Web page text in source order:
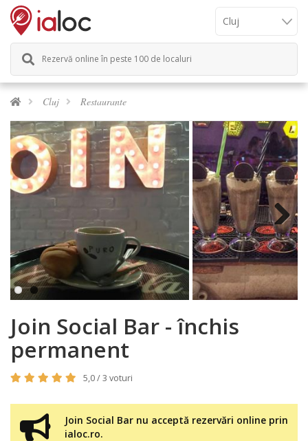
Rezervă online în peste 100 de localuri
Cluj Restaurante
Next
Join Social Bar - închis
permanent
5,0 / 3 voturi
Join Social Bar nu acceptă rezervări online prin
ialoc.ro.